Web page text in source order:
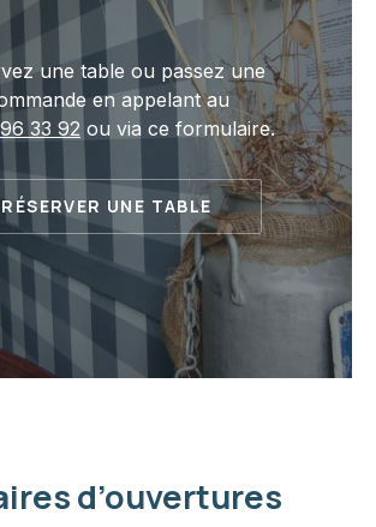
une table ou passez une
en appelant au
33 92 ou via ce formulaire.
RÉSERVER UNE TABLE
d’ouvertures